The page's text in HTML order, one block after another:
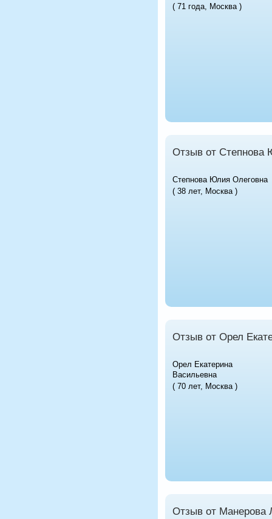
( 71 года, Москва )
Отзыв от Степнова
Степнова Юлия Олеговна
( 38 лет, Москва )
Отзыв от Орел
Орел Екатерина
Васильевна
( 70 лет, Москва )
Отзыв от